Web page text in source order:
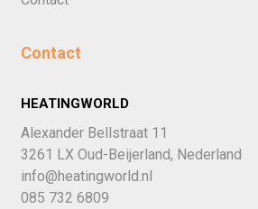
Contact
HEATINGWORLD
Alexander Bellstraat 11
3261 LX Oud-Beijerland, Nederland
info@heatingworld.nl
085 732 6809